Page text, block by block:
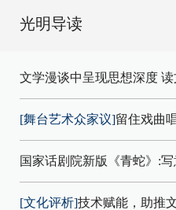
光明导读
文学漫谈中呈现思想深度 读
[舞台艺术众家议]留住戏曲
国家话剧院新版《青蛇》:
[文化评析]技术赋能，助推